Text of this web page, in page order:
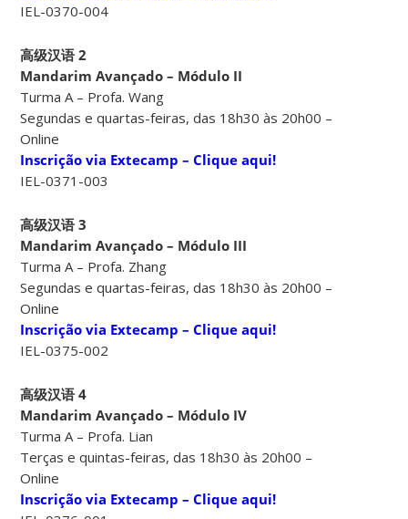
IEL-0370-004
高级汉语 2
Mandarim Avançado – Módulo II
Turma A – Profa. Wang
Segundas e quartas-feiras, das 18h30 às 20h00 –
Online
Inscrição via Extecamp – Clique aqui!
IEL-0371-003
高级汉语 3
Mandarim Avançado – Módulo III
Turma A – Profa. Zhang
Segundas e quartas-feiras, das 18h30 às 20h00 –
Online
Inscrição via Extecamp – Clique aqui!
IEL-0375-002
高级汉语 4
Mandarim Avançado – Módulo IV
Turma A – Profa. Lian
Terças e quintas-feiras, das 18h30 às 20h00 –
Online
Inscrição via Extecamp – Clique aqui!